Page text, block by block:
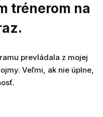
trénerom na
prevládala z mojej
Veľmi, ak nie úplne,